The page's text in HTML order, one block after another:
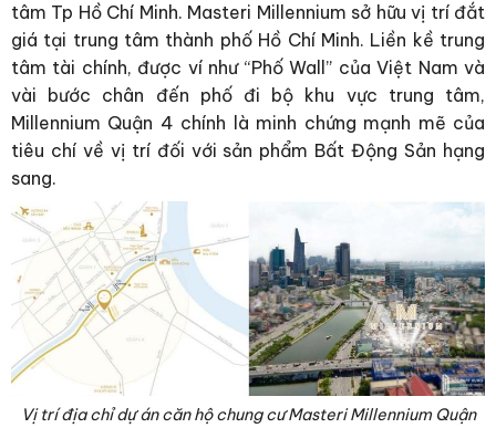
tâm Tp Hồ Chí Minh. Masteri Millennium sở hữu vị trí đắt
giá tại trung tâm thành phố Hồ Chí Minh. Liền kề trung
tâm tài chính, được ví như “Phố Wall” của Việt Nam và
vài bước chân đến phố đi bộ khu vực trung tâm,
Millennium Quận 4 chính là minh chứng mạnh mẽ của
tiêu chí về vị trí đối với sản phẩm Bất Động Sản hạng
sang.
Vị trí địa chỉ dự án căn hộ chung cư Masteri Millennium Quận